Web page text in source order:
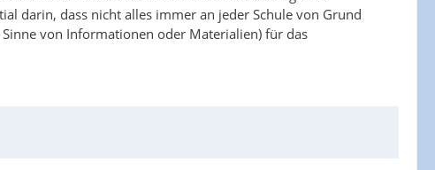
darin, dass nicht alles immer an jeder Schule von Grund
von Informationen oder Materialien) für das